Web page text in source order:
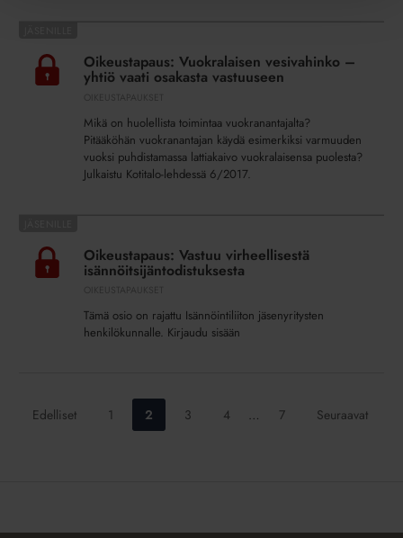
Vuokralaisen
vesivahinko
Oikeustapaus: Vuokralaisen vesivahinko –
yhtiö vaati osakasta vastuuseen
Mikä on huolellista toimintaa vuokranantajalta?
Pitääköhän vuokranantajan käydä esimerkiksi varmuuden
vuoksi puhdistamassa lattiakaivo vuokralaisensa puolesta?
Julkaistu Kotitalo-lehdessä 6/2017.
Vastuu
virheellisestä
isännöitsijäntodistuksesta
Oikeustapaus: Vastuu virheellisestä
isännöitsijäntodistuksesta
Tämä osio on rajattu Isännöintiliiton jäsenyritysten
henkilökunnalle. Kirjaudu sisään
Edelliset
Siirry
sivulle:
1
Siirry
sivulle:
2
Siirry
3
Siirry
4 …
Siirry
7 Seuraavat